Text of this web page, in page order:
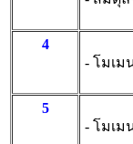
4
- โมเม
5
- โมเม